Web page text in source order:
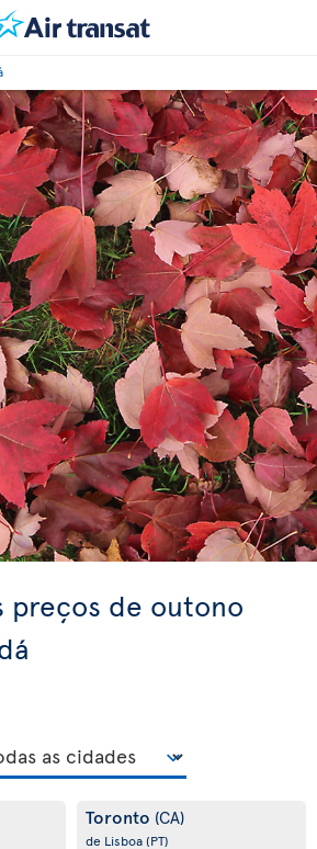
preços de outono
Toronto (CA)
de Lisboa(PT)